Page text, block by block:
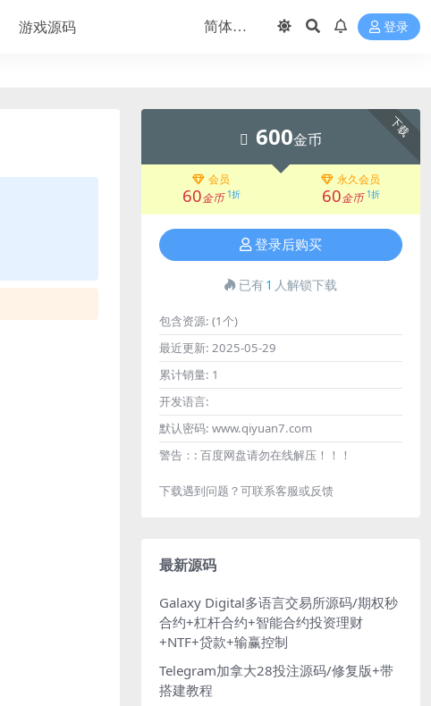
游戏源码 登录
下载
600金币
会员
60金币 1折
永久会员
60金币 1折
登录后购买
已有1 人解锁下载
包含资源: (1个)
最近更新: 2025-05-29
累计销量: 1
开发语言:
默认密码: www.qiyuan7.com
警告：: 百度网盘请勿在线解压！！！
下载遇到问题？可联系客服或反馈
最新源码
Galaxy Digital多语言交易所源码/期权秒
合约+杠杆合约+智能合约投资理财
+NTF+贷款+输赢控制
Telegram加拿大28投注源码/修复版+带
搭建教程